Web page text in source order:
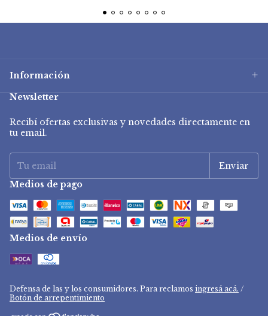
Información
Newsletter
Recibí ofertas exclusivas y novedades directamente en
tu email.
Medios de pago
Medios de envío
Defensa de las y los consumidores. Para reclamos ingresá acá. /
Botón de arrepentimiento